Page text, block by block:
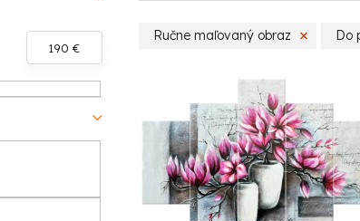
190 €
i
p
Ručne maľovaný obraz Do
ý